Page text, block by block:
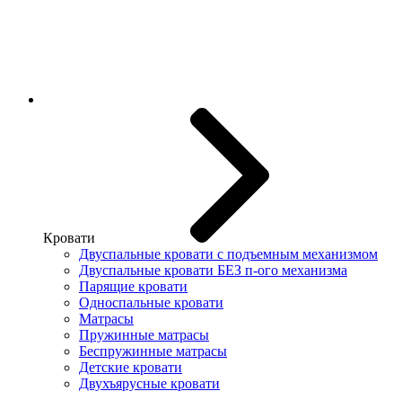
Кровати
Двуспальные кровати с подъемным механизмом
Двуспальные кровати БЕЗ п-ого механизма
Парящие кровати
Односпальные кровати
Матрасы
Пружинные матрасы
Беспружинные матрасы
Детские кровати
Двухъярусные кровати